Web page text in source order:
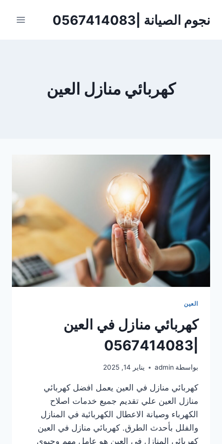
نجوم الصيانة |0567414083
كهربائي منازل العين
العين
كهربائي منازل في العين
بواسطة admin يناير 14, 2025
كهربائي منازل في العين يعمل افضل كهربائي
منازل العين علي تقديم جميع خدمات اصلاح
الكهرباء وصيانة الاعطال الكهربائية في المنازل
والفلل بأحدث الطرق. كهربائي منازل في العين
كهربائي المنازل في العين هو عامل مهم وحيوي